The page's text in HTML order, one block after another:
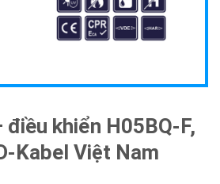
điều khiển H05BQ-F,
Kabel Việt Nam